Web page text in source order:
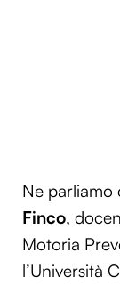
Ne parliamo
Finco,
Motoria
l’Università